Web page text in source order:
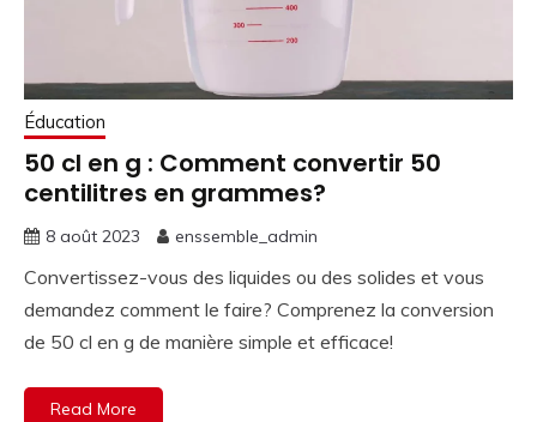
Éducation
50 cl en g : Comment convertir 50
centilitres en grammes?
8 août 2023 enssemble_admin
Convertissez-vous des liquides ou des solides et vous
demandez comment le faire? Comprenez la conversion
de 50 cl en g de manière simple et efficace!
Read More